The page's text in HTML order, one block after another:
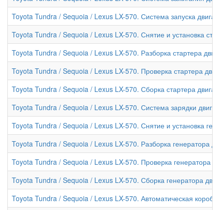
Toyota Tundra / Sequoia / Lexus LX-570. Система запуска
Toyota Tundra / Sequoia / Lexus LX-570. Снятие и установка
Toyota Tundra / Sequoia / Lexus LX-570. Разборка стартера
Toyota Tundra / Sequoia / Lexus LX-570. Проверка стартера
Toyota Tundra / Sequoia / Lexus LX-570. Сборка стартера
Toyota Tundra / Sequoia / Lexus LX-570. Система зарядки
Toyota Tundra / Sequoia / Lexus LX-570. Снятие и установка
Toyota Tundra / Sequoia / Lexus LX-570. Разборка генератора
Toyota Tundra / Sequoia / Lexus LX-570. Проверка генератора
Toyota Tundra / Sequoia / Lexus LX-570. Сборка генератора
Toyota Tundra / Sequoia / Lexus LX-570. Автоматическая